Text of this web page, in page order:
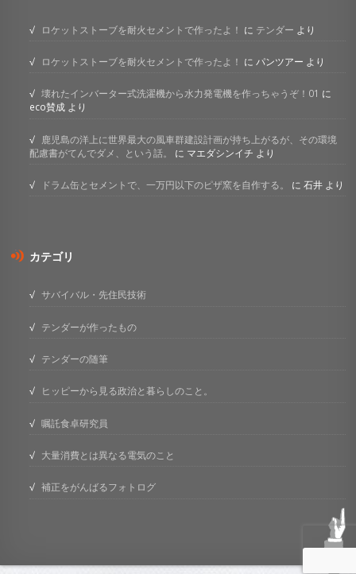
ロケットストーブを耐火セメントで作ったよ！ に テンダー より
ロケットストーブを耐火セメントで作ったよ！ に パンツアー より
壊れたインバーター式洗濯機から水力発電機を作っちゃうぞ！01 に
eco賛成 より
鹿児島の洋上に世界最大の風車群建設計画が持ち上がるが、その環境
配慮書がてんでダメ、という話。
に マエダシンイチ より
ドラム缶とセメントで、一万円以下のピザ窯を自作する。 に石井 より
カテゴリ
サバイバル・先住民技術
テンダーが作ったもの
テンダーの随筆
ヒッピーから見る政治と暮らしのこと。
嘱託食卓研究員
大量消費とは異なる電気のこと
補正をがんばるフォトログ